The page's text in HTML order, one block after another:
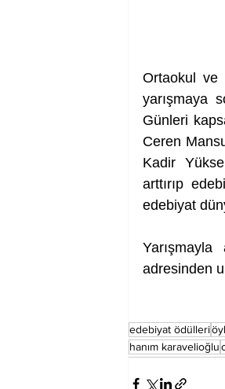
Ortaokul ve
yarışmaya
Günleri
Ceren
Kadir
arttırıp
edebiyat
adresinden
edebiyat ödülleri
hanım karavelioğlu